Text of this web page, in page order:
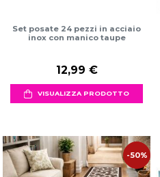
Set posate 24 pezzi in acciaio
inox con manico taupe
12,99 €
VISUALIZZA PRODOTTO
-50%